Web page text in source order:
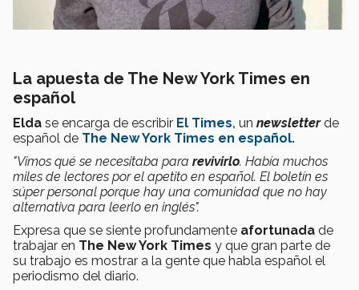
La apuesta de The New York Times en
español
Elda se encarga de escribir El Times, un newsletterde
español de The New York Times en español.
"Vimos qué se necesitaba para revivirlo. Había muchos
miles de lectores por el apetito en español. El boletín es
súper personal porque hay una comunidad que no hay
alternativa para leerlo en inglés".
Expresa que se siente profundamente afortunada de
trabajar en The New York Times y que gran parte de
su trabajo es mostrar a la gente que habla español el
periodismo del diario.